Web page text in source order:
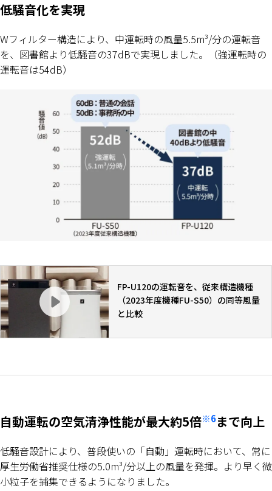
低騒音化を実現
Wフィルター構造により、中運転時の風量5.5m³/分の運転音
を、図書館より低騒音の37dBで実現しました。（強運転時の
運転音は54dB）
FP-U120の運転音を、従来構造機種
（2023年度機種FU-S50）の同等風量
と比較
自動運転の空気清浄性能が最大約5倍※6まで向上
低騒音設計により、普段使いの「自動」運転時において、常に
厚生労働省推奨仕様の5.0m³/分以上の風量を発揮。より早く微
小粒子を捕集できるようになりました。